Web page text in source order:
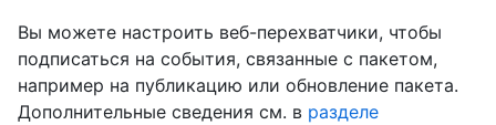
Вы можете настроить веб-перехватчики, чтобы
подписаться на события, связанные с пакетом,
например на публикацию или обновление пакета.
Дополнительные сведения см. в разделе